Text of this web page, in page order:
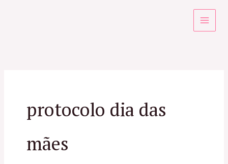
protocolo dia das
mães